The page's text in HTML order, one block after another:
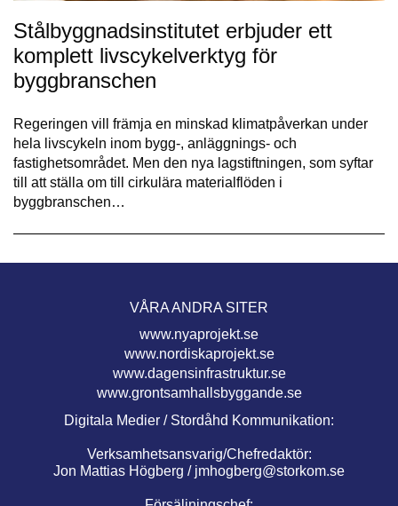
Stålbyggnadsinstitutet erbjuder ett
komplett livscykelverktyg för
byggbranschen
Regeringen vill främja en minskad klimatpåverkan under
hela livscykeln inom bygg-, anläggnings- och
fastighetsområdet. Men den nya lagstiftningen, som syftar
till att ställa om till cirkulära materialflöden i
byggbranschen…
VÅRA ANDRA SITER
www.nyaprojekt.se
www.nordiskaprojekt.se
www.dagensinfrastruktur.se
www.grontsamhallsbyggande.se
Digitala Medier / Stordåhd Kommunikation:
Verksamhetsansvarig/Chefredaktör:
Jon Mattias Högberg / jmhogberg@storkom.se